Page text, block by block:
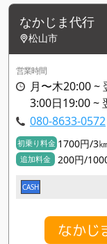
なかじま代行
松山市
営業時間
月〜木20:00 ~
3:00日19:00 ~
080-8633-0572
初乗り料金 1700円/3㎞
追加料金 200円/
CASH
なかじ